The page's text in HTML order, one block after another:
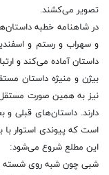
تصویر می‌كشند.
در شاهنامه خطبه
و سهراب و رستم و
داستان آماده می‌كند و
بیژن و منیژه داستان
نیز به همین صورت
دارند. داستان‌های قبلی و
است كه پیوندی استوار با
این مطلع شروع می‌شود:
شبی چون شبه روی شسته